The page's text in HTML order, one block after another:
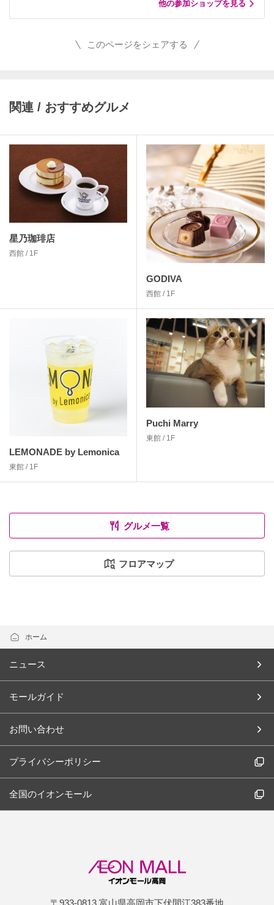
他の参加ショップを見る
このページをシェアする
関連 / おすすめグルメ
星乃珈琲店
西館 / 1F
GODIVA
西館 / 1F
LEMONADE by Lemonica
東館 / 1F
Puchi Marry
東館 / 1F
グルメ一覧
フロアマップ
ホーム
ニュース
モールガイド
お問い合わせ
プライバシーポリシー
全国のイオンモール
〒933-0813 富山県高岡市下伏間江383番地